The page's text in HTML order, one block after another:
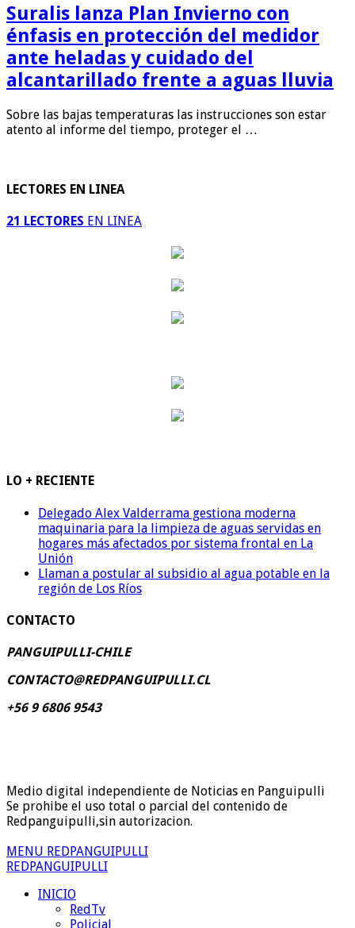
Suralis lanza Plan Invierno con
énfasis en protección del medidor
ante heladas y cuidado del
alcantarillado frente a aguas lluvia
Sobre las bajas temperaturas las instrucciones son estar
atento al informe del tiempo, proteger el …
LECTORES EN LINEA
21 LECTORES EN LINEA
LO + RECIENTE
Delegado Alex Valderrama gestiona moderna
maquinaria para la limpieza de aguas servidas en
hogares más afectados por sistema frontal en La
Unión
Llaman a postular al subsidio al agua potable en la
región de Los Ríos
CONTACTO
PANGUIPULLI-CHILE
CONTACTO@REDPANGUIPULLI.CL
+56 9 6806 9543
Medio digital independiente de Noticias en Panguipulli
Se prohibe el uso total o parcial del contenido de
Redpanguipulli,sin autorizacion.
MENU REDPANGUIPULLI
REDPANGUIPULLI
INICIO
RedTv
Policial